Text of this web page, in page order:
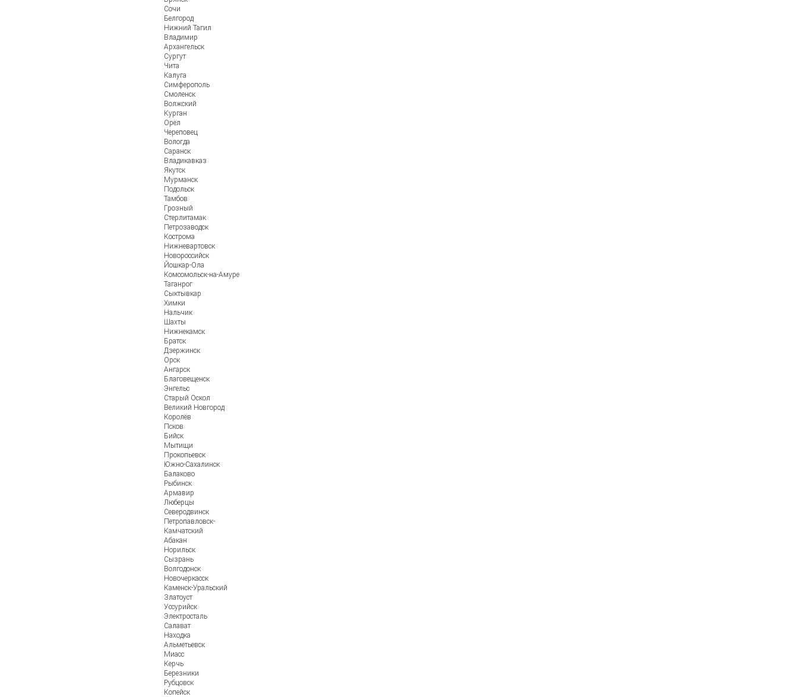
Сочи
Белгород
Нижний Тагил
Владимир
Архангельск
Сургут
Чита
Калуга
Симферополь
Смоленск
Волжский
Курган
Орёл
Череповец
Вологда
Саранск
Владикавказ
Якутск
Мурманск
Подольск
Тамбов
Грозный
Стерлитамак
Петрозаводск
Кострома
Нижневартовск
Новороссийск
Йошкар-Ола
Комсомольск-на-Амуре
Таганрог
Сыктывкар
Химки
Нальчик
Шахты
Нижнекамск
Братск
Дзержинск
Орск
Ангарск
Благовещенск
Энгельс
Старый Оскол
Великий Новгород
Королёв
Псков
Бийск
Мытищи
Прокопьевск
Южно-Сахалинск
Балаково
Рыбинск
Армавир
Люберцы
Северодвинск
Петропавловск-
Камчатский
Абакан
Норильск
Сызрань
Волгодонск
Новочеркасск
Каменск-Уральский
Златоуст
Уссурийск
Электросталь
Салават
Находка
Альметьевск
Миасс
Керчь
Березники
Рубцовск
Копейск